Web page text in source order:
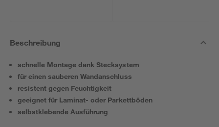
Beschreibung
schnelle Montage dank Stecksystem
für einen sauberen Wandanschluss
resistent gegen Feuchtigkeit
geeignet für Laminat- oder Parkettböden
selbstklebende Ausführung